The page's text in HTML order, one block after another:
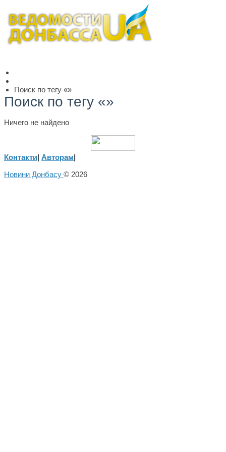
Поиск по тегу «»
Поиск по тегу «»
Ничего не найдено
Контакти| Авторам|
Новини Донбасу © 2026